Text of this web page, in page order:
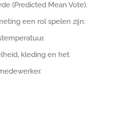
(Predicted Mean Vote).
een rol spelen zijn:
kleding en het